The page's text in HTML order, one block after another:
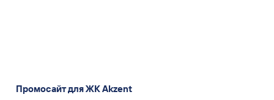
Промосайт для ЖК Akzent